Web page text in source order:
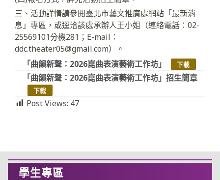
三、活動詳情請參閱臺北市藝文推廣處網站「最新消
息」專區，或逕洽該處承辦人王小姐（連絡電話：02-
25569101分機281；E-mail：
ddc.theater05@gmail.com）。
「曲韻新聲：2026崑曲表演藝術工作坊」
下載
「曲韻新聲：2026崑曲表演藝術工作坊」招生簡章
下載
Post Views: 47
學生專區